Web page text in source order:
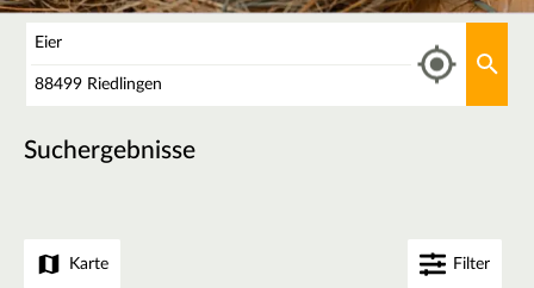
Suchergebnisse
Karte Filter